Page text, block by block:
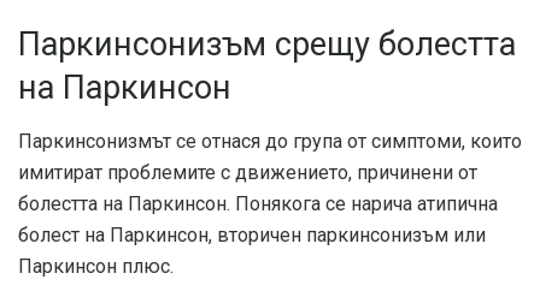
Паркинсонизъм срещу болестта
на Паркинсон
Паркинсонизмът се отнася до група от симптоми, които
имитират проблемите с движението, причинени от
болестта на Паркинсон. Понякога се нарича атипична
болест на Паркинсон, вторичен паркинсонизъм или
Паркинсон плюс.